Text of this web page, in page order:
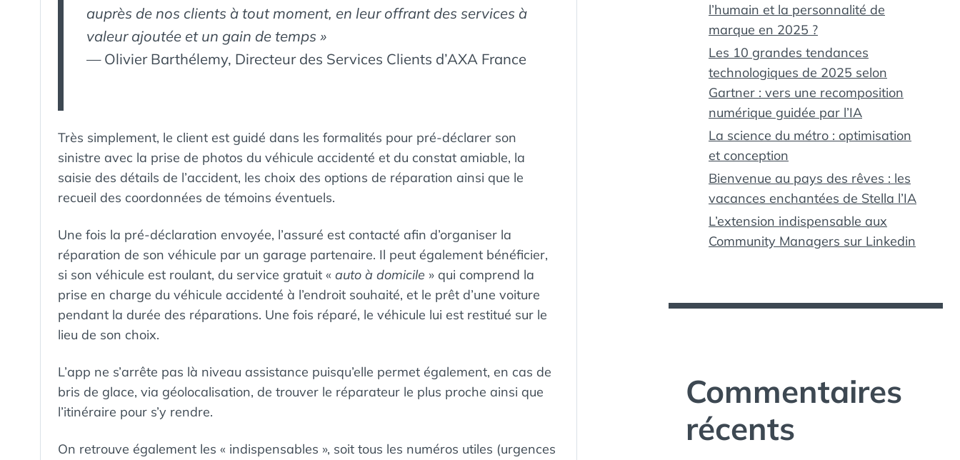
auprès de nos clients à tout moment, en leur offrant des services à
valeur ajoutée et un gain de temps »
— Olivier Barthélemy, Directeur des Services Clients d’AXA France
Très simplement, le client est guidé dans les formalités pour pré-déclarer son
sinistre avec la prise de photos du véhicule accidenté et du constat amiable, la
saisie des détails de l’accident, les choix des options de réparation ainsi que le
recueil des coordonnées de témoins éventuels.
Une fois la pré-déclaration envoyée, l’assuré est contacté afin d’organiser la
réparation de son véhicule par un garage partenaire. Il peut également bénéficier,
si son véhicule est roulant, du service gratuit « auto à domicile » qui comprend la
prise en charge du véhicule accidenté à l’endroit souhaité, et le prêt d’une voiture
pendant la durée des réparations. Une fois réparé, le véhicule lui est restitué sur le
lieu de son choix.
L’app ne s’arrête pas là niveau assistance puisqu’elle permet également, en cas de
bris de glace, via géolocalisation, de trouver le réparateur le plus proche ainsi que
l’itinéraire pour s’y rendre.
On retrouve également les « indispensables », soit tous les numéros utiles (urgences
l’humain et la personnalité de
marque en 2025 ?
Les 10 grandes tendances
technologiques de 2025 selon
Gartner : vers une recomposition
numérique guidée par l’IA
La science du métro : optimisation
et conception
Bienvenue au pays des rêves : les
vacances enchantées de Stella l’IA
L’extension indispensable aux
Community Managers sur Linkedin
Commentaires
récents